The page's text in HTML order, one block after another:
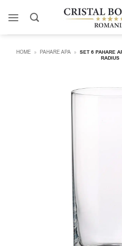
HOME » PAHARE APA » SET 6 PAHARE
RADIUS